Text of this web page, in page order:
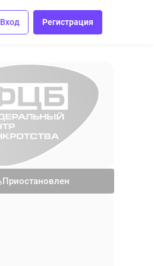
Вход Регистрация
Приостановлен